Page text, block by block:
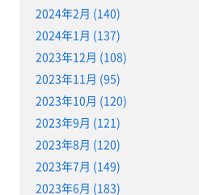
2024年2月 (140)
2024年1月 (137)
2023年12月 (108)
2023年11月 (95)
2023年10月 (120)
2023年9月 (121)
2023年8月 (120)
2023年7月 (149)
2023年6月 (183)